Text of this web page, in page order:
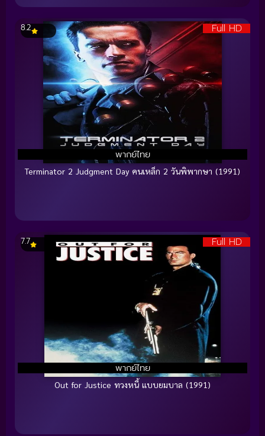
Full HD
พากย์ไทย
8.2
Terminator 2 Judgment Day คนเหล็ก 2 วันพิพากษา (1991)
Full HD
พากย์ไทย
7.7
Out for Justice ทวงหนี้ แบบยมบาล (1991)